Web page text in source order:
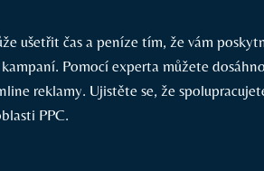
ušetřit čas a peníze tím, že vám
Pomocí experta můžete
reklamy. Ujistěte se, že
PPC.